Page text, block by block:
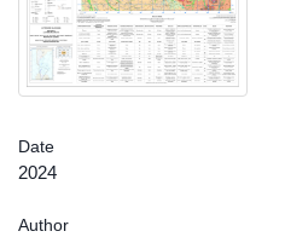
Date
2024
Author